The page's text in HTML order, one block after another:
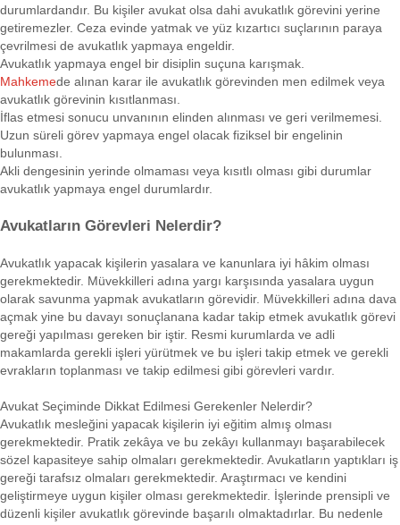
durumlardandır. Bu kişiler avukat olsa dahi avukatlık görevini yerine
getiremezler. Ceza evinde yatmak ve yüz kızartıcı suçlarının paraya
çevrilmesi de avukatlık yapmaya engeldir.
Avukatlık yapmaya engel bir disiplin suçuna karışmak.
Mahkemede alınan karar ile avukatlık görevinden men edilmek veya
avukatlık görevinin kısıtlanması.
İflas etmesi sonucu unvanının elinden alınması ve geri verilmemesi.
Uzun süreli görev yapmaya engel olacak fiziksel bir engelinin
bulunması.
Akli dengesinin yerinde olmaması veya kısıtlı olması gibi durumlar
avukatlık yapmaya engel durumlardır.
Avukatların Görevleri Nelerdir?
Avukatlık yapacak kişilerin yasalara ve kanunlara iyi hâkim olması
gerekmektedir. Müvekkilleri adına yargı karşısında yasalara uygun
olarak savunma yapmak avukatların görevidir. Müvekkilleri adına dava
açmak yine bu davayı sonuçlanana kadar takip etmek avukatlık görevi
gereği yapılması gereken bir iştir. Resmi kurumlarda ve adli
makamlarda gerekli işleri yürütmek ve bu işleri takip etmek ve gerekli
evrakların toplanması ve takip edilmesi gibi görevleri vardır.
Avukat Seçiminde Dikkat Edilmesi Gerekenler Nelerdir?
Avukatlık mesleğini yapacak kişilerin iyi eğitim almış olması
gerekmektedir. Pratik zekâya ve bu zekâyı kullanmayı başarabilecek
sözel kapasiteye sahip olmaları gerekmektedir. Avukatların yaptıkları iş
gereği tarafsız olmaları gerekmektedir. Araştırmacı ve kendini
geliştirmeye uygun kişiler olması gerekmektedir. İşlerinde prensipli ve
düzenli kişiler avukatlık görevinde başarılı olmaktadırlar. Bu nedenle